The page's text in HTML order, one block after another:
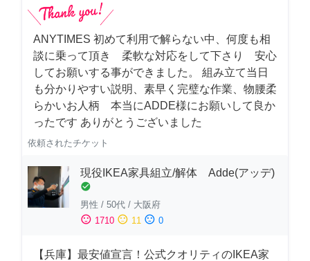
ANYTIMES 初めて利用で解らない中、何度も相
談に乗って頂き 柔軟な対応をして下さり 安心
してお願いする事ができました。 組み立て当日
も分かりやすい説明、素早く完璧な作業、物腰柔
らかいお人柄 本当にADDE様にお願いして良か
ったです ありがとうございました
依頼されたチケット
現役IKEA家具組立/解体 Adde(アッデ)
check_circle
男性 / 50代 / 大阪府
sentiment_satisfied 1710 sentiment_neutral 11 sentiment_dissatisfied 0
【兵庫】最安値宣言！公式クオリティのIKEA家